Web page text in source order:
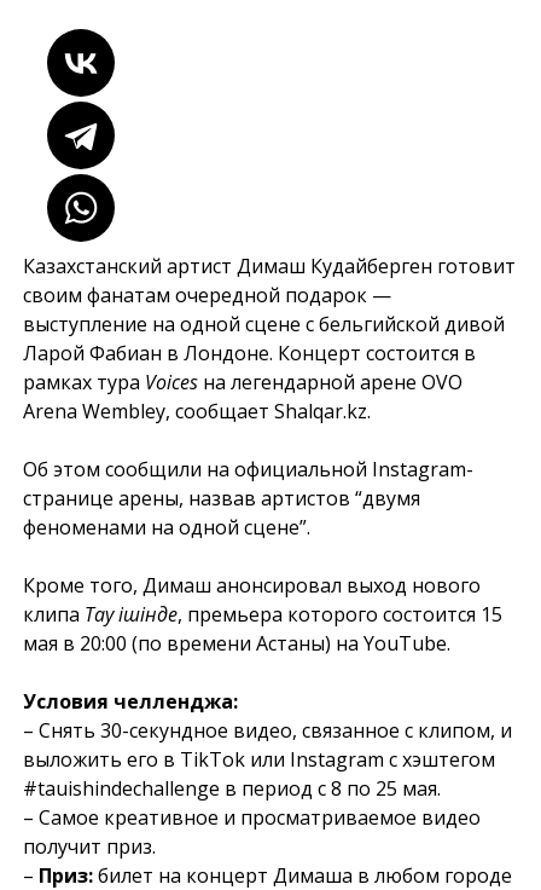
Казахстанский артист Димаш Кудайберген готовит
своим фанатам очередной подарок —
выступление на одной сцене с бельгийской дивой
Ларой Фабиан в Лондоне. Концерт состоится в
рамках тура Voicesна легендарной арене OVO
Arena Wembley, сообщает Shalqar.kz.
Об этом сообщили на официальной Instagram-
странице арены, назвав артистов “двумя
феноменами на одной сцене”.
Кроме того, Димаш анонсировал выход нового
клипа Тау ішінде, премьера которого состоится 15
мая в 20:00 (по времени Астаны) на YouTube.
Условия челленджа:
– Снять 30-секундное видео, связанное с клипом, и
выложить его в TikTok или Instagram с хэштегом
#tauishindechallenge в период с 8 по 25 мая.
– Самое креативное и просматриваемое видео
получит приз.
– Приз:билет на концерт Димаша в любом городе